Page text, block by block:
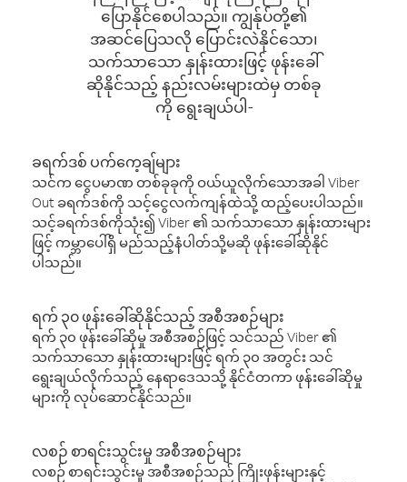
ပြောနိုင်စေပါသည်။ ကျွန်ုပ်တို့၏
အဆင်ပြေသလို ပြောင်းလဲနိုင်သော၊
သက်သာသော နှုန်းထားဖြင့် ဖုန်းခေါ်
ဆိုနိုင်သည့် နည်းလမ်းများထဲမှ တစ်ခု
ကို ရွေးချယ်ပါ-
ခရက်ဒစ် ပက်ကေ့ချ်များ
သင်က ငွေပမာဏ တစ်ခုခုကို ဝယ်ယူလိုက်သောအခါ Viber
Out ခရက်ဒစ်ကို သင့်ငွေလက်ကျန်ထဲသို့ ထည့်ပေးပါသည်။
သင့်ခရက်ဒစ်ကိုသုံး၍ Viber ၏ သက်သာသော နှုန်းထားများ
ဖြင့် ကမ္ဘာပေါ်ရှိ မည်သည့်နံပါတ်သို့မဆို ဖုန်းခေါ်ဆိုနိုင်
ပါသည်။
ရက် ၃၀ ဖုန်းခေါ်ဆိုနိုင်သည့် အစီအစဉ်များ
ရက် ၃၀ ဖုန်းခေါ်ဆိုမှု အစီအစဉ်ဖြင့် သင်သည် Viber ၏
သက်သာသော နှုန်းထားများဖြင့် ရက် ၃၀ အတွင်း သင်
ရွေးချယ်လိုက်သည့် နေရာဒေသသို့ နိုင်ငံတကာ ဖုန်းခေါ်ဆိုမှု
များကို လုပ်ဆောင်နိုင်သည်။
လစဉ် စာရင်းသွင်းမှု အစီအစဉ်များ
လစဉ် စာရင်းသွင်းမှု အစီအစဉ်သည် ကြိုးဖုန်းများနှင့်